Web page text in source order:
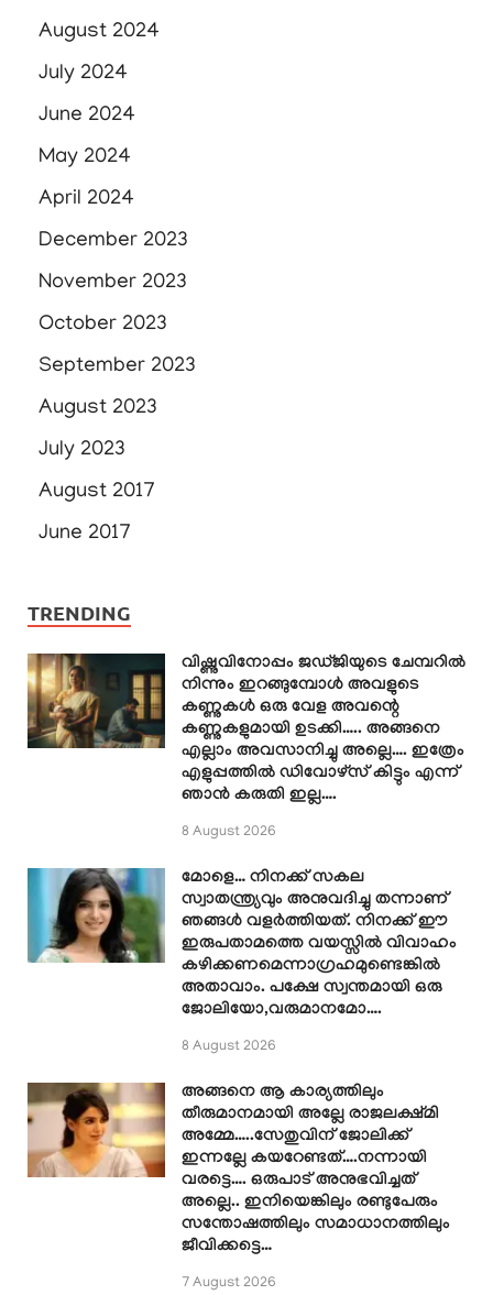
August 2024
July 2024
June 2024
May 2024
April 2024
December 2023
November 2023
October 2023
September 2023
August 2023
July 2023
August 2017
June 2017
TRENDING
വിഷ്ണുവിനോപ്പം ജഡ്ജിയുടെ ചേമ്പറിൽ
നിന്നും ഇറങ്ങുമ്പോൾ അവളുടെ
കണ്ണുകൾ ഒരു വേള അവന്റെ
കണ്ണുകളുമായി ഉടക്കി….. അങ്ങനെ
എല്ലാം അവസാനിച്ചു അല്ലെ…. ഇത്രേം
എളുപ്പത്തിൽ ഡിവോഴ്സ് കിട്ടും എന്ന്
ഞാൻ കരുതി ഇല്ല….
8 August 2026
മോളെ… നിനക്ക് സകല
സ്വാതന്ത്ര്യവും അനുവദിച്ചു തന്നാണ്
ഞങ്ങൾ വളർത്തിയത്. നിനക്ക് ഈ
ഇരുപതാമത്തെ വയസ്സിൽ വിവാഹം
കഴിക്കണമെന്നാഗ്രഹമുണ്ടെങ്കിൽ
അതാവാം. പക്ഷേ സ്വന്തമായി ഒരു
ജോലിയോ,വരുമാനമോ….
8 August 2026
അങ്ങനെ ആ കാര്യത്തിലും
തീരുമാനമായി അല്ലേ രാജലക്ഷ്മി
അമ്മേ…..സേതുവിന് ജോലിക്ക്
ഇന്നല്ലേ കയറേണ്ടത്….നന്നായി
വരട്ടെ…. ഒരുപാട് അനുഭവിച്ചത്
അല്ലെ.. ഇനിയെങ്കിലും രണ്ടുപേരും
സന്തോഷത്തിലും സമാധാനത്തിലും
ജീവിക്കട്ടെ…
7 August 2026